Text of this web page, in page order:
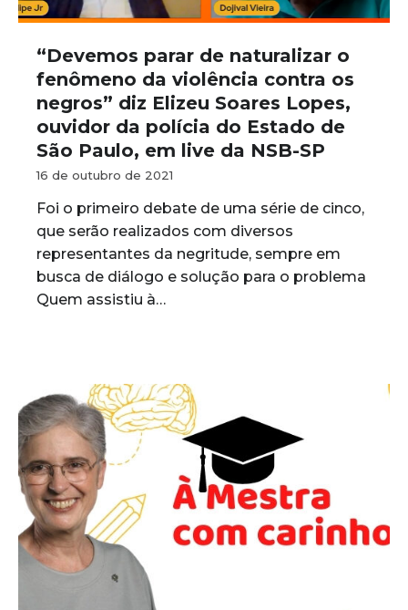
“Devemos parar de naturalizar o
fenômeno da violência contra os
negros” diz Elizeu Soares Lopes,
ouvidor da polícia do Estado de
São Paulo, em live da NSB-SP
16 de outubro de 2021
Foi o primeiro debate de uma série de cinco,
que serão realizados com diversos
representantes da negritude, sempre em
busca de diálogo e solução para o problema
Quem assistiu à…